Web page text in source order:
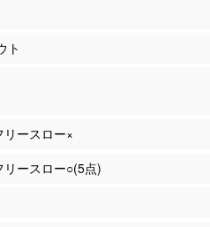
ト
ースロー×
ースロー○(5点)